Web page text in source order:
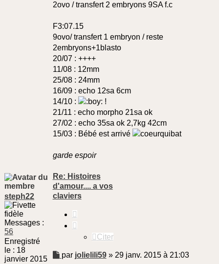
2ovo / transfert 2 embryons 9SA f.c
F3:07.15
9ovo/ transfert 1 embryon / reste
2embryons+1blasto
20/07 : ++++
11/08 : 12mm
25/08 : 24mm
16/09 : echo 12sa 6cm
14/10 :
!
21/11 : echo morpho 21sa ok
27/02 : echo 35sa ok 2,7kg 42cm
15/03 : Bébé est arrivé
garde espoir
Re: Histoires
d'amour.... a vos
claviers
Citer
Message
par jolielili59» 29 janv. 2015 à 21:03
steph22
Messages :
56
Enregistré
le : 18
janvier 2015